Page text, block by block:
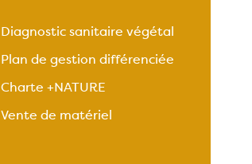
Diagnostic sanitaire végétal
Plan de gestion différenciée
Charte +NATURE
Vente de matériel